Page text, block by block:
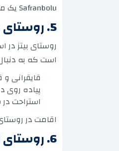
Safranbolu یک مدل فوق العاده برای پیوند گردشگری روستایی در ترکیه با فرهنگ باستانی ترکیه است.
5. روستای بیتز
روستای بیتز
است که به
قایقرانی
پیاده روی
استراحت
اقامت در
6. روستای Hidirnebi